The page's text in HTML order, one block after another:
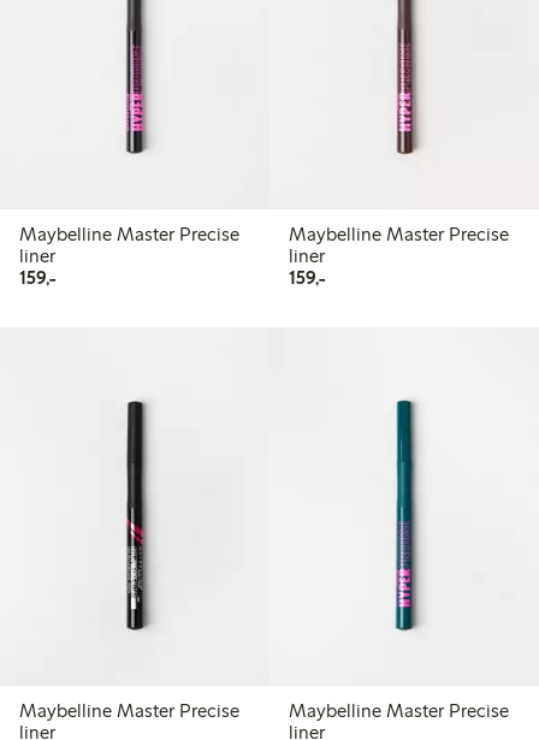
Maybelline Master Precise
liner
159,-159,00 kr
Maybelline Master Precise
liner
159,-159,00 kr
Maybelline Master Precise
liner
Maybelline Master Precise
liner